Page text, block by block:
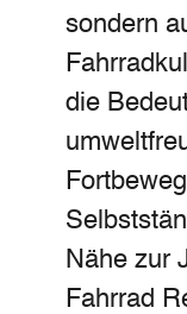
sondern
die
Nähe zur
Fahrrad